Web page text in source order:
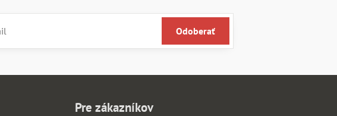
Odoberať
Pre zákazníkov